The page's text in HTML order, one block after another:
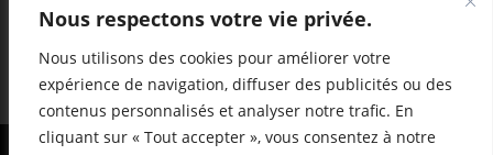
Nous respectons votre vie privée.
Nous utilisons des cookies pour améliorer votre
expérience de navigation, diffuser des publicités ou des
contenus personnalisés et analyser notre trafic. En
cliquant sur « Tout accepter », vous consentez à notre